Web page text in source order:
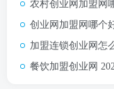
农村创业网加盟网哪些靠谱 –
创业网加盟网哪个好 – 2026年
加盟连锁创业网怎么找靠谱项目
餐饮加盟创业网 2026：从选品到开店，